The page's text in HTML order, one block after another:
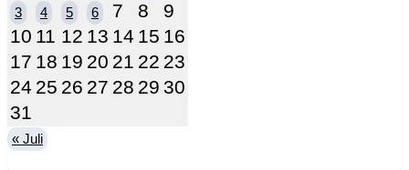
3 4 5 6 7 8
9
10 11 12 13 14 15 16
17 18 19 20 21 22 23
24 25 26 27 28 29 30
31
« Juli